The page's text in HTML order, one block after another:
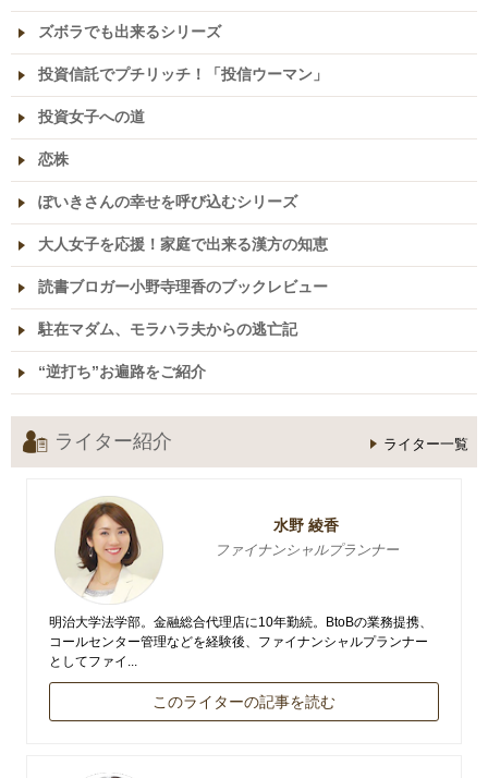
ズボラでも出来るシリーズ
投資信託でプチリッチ！「投信ウーマン」
投資女子への道
恋株
ぽいきさんの幸せを呼び込むシリーズ
大人女子を応援！家庭で出来る漢方の知恵
読書ブロガー小野寺理香のブックレビュー
駐在マダム、モラハラ夫からの逃亡記
“逆打ち”お遍路をご紹介
ライター紹介 ライター一覧
水野 綾香
ファイナンシャルプランナー
明治大学法学部。金融総合代理店に10年勤続。BtoBの業務提携、
コールセンター管理などを経験後、ファイナンシャルプランナー
としてファイ...
このライターの記事を読む